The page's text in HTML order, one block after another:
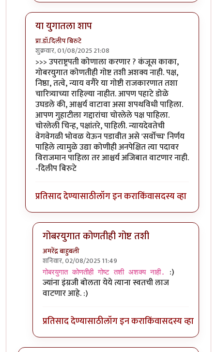
या युगातला शाप
प्रा.डॉ.दिलीप बिरुटे
शुक्रवार, 01/08/2025 21:08
In reply toउपराष्ट्रपती कोणाला करणार?byकंजूस
>>> उपराष्ट्रपती कोणाला करणार ? कंजूस काका,
गोबरयुगात कोणतीही गोष्ट तशी अशक्य नाही. पक्ष,
निष्ठा, तत्वे, न्याय वगैरे या गोष्टी राजकारणात तशा
चारित्र्याच्या राहिल्या नाहीत. आपण पहाटे डोळे
उघडले की, आश्चर्य वाटावा असा शपथविधी पाहिला.
आपण गुहाटीला गद्दारांचा चोरलेले पक्ष पाहिला.
चोरलेली चिन्ह, पक्षांतरे, पाहिली. न्यायदेवतेची
वेगवेगळी भोवळ येऊन पडावीत असे 'सर्वोच्च' निर्णय
पाहिले त्यामुळे उद्या कोणीही अनपेक्षित त्या पदावर
विराजमान पाहिला तर आश्चर्य अजिबात वाटणार नाही.
-दिलीप बिरुटे
प्रतिसाद देण्यासाठीलॉग इन कराकिंवासदस्य व्हा
गोबरयुगात कोणतीही गोष्ट तशी
अमरेंद्र बाहुबली
शनिवार, 02/08/2025 11:49
In reply toया युगातला शापbyप्रा.डॉ.दिलीप बिरुटे
गोबरयुगात कोणतीही गोष्ट तशी अशक्य नाही. :)
ज्यांना इंग्रजी बोलता येये त्याना स्वतची लाज
वाटणार आहे. :)
प्रतिसाद देण्यासाठीलॉग इन कराकिंवासदस्य व्हा